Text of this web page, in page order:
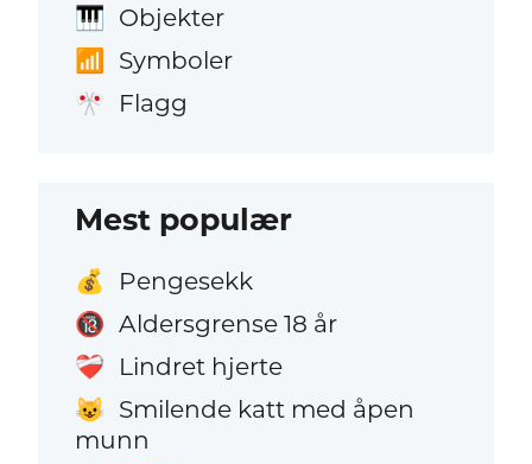
🎹 Objekter
📶 Symboler
🎌 Flagg
Mest populær
💰 Pengesekk
🔞 Aldersgrense 18 år
❤️‍🩹 Lindret hjerte
😺 Smilende katt med åpen
munn